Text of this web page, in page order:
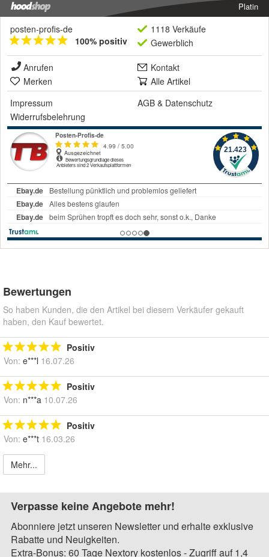
Platin
posten-profis-de
100% positiv
1118 Verkäufe
Gewerblich
Anrufen
Kontakt
Merken
Alle Artikel
Impressum
AGB & Datenschutz
Widerrufsbelehrung
Bewertungen
So haben Kunden, die den Artikel bei diesem Verkäufer gekauft
haben, den Kauf bewertet.
Positiv
Von: e***l 16.07.26
Positiv
Von: n***a 10.07.26
Positiv
Von: e***t 16.03.26
Mehr...
Verpasse keine Angebote mehr!
Abonniere jetzt unseren Newsletter und erhalte exklusive
Rabatte und Neuigkeiten.
Extra-Bonus: 60 Tage Nextory kostenlos - Zugriff auf 1,4